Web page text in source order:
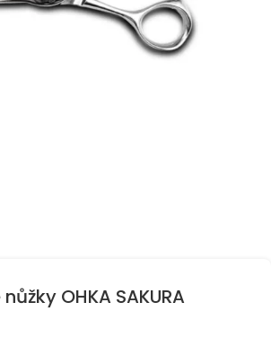
OHKA SAKURA